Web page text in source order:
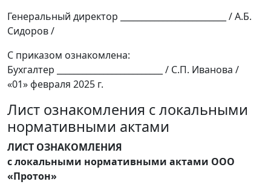
Генеральный директор _________________________ / А.Б.
Сидоров /
С приказом ознакомлена:
Бухгалтер _________________________ / С.П. Иванова /
«01» февраля 2025 г.
Лист ознакомления с локальными
нормативными актами
ЛИСТ ОЗНАКОМЛЕНИЯ
с локальными нормативными актами ООО
«Протон»